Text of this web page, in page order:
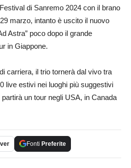
di Sanremo 2024 con il brano
marzo, intanto è uscito il nuovo
Astra” poco dopo il grande
in Giappone.
carriera, il trio tornerà dal vivo tra
live estivi nei luoghi più suggestivi
partirà un tour negli USA, in Canada
Fonti Preferite